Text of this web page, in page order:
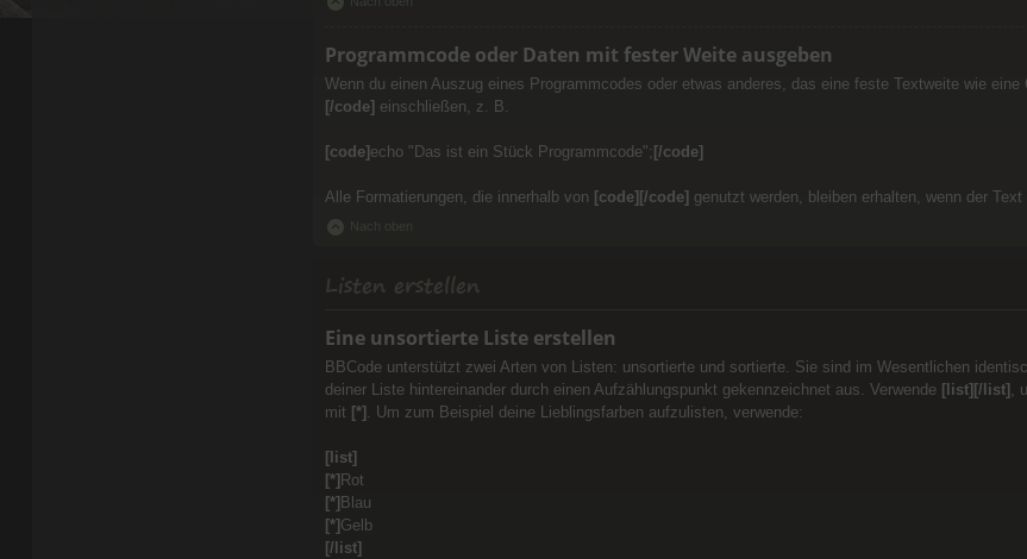
Programmcode oder Daten mit fester Weite ausgeben
Wenn du einen Auszug eines Programmcodes oder etwas anderes, das eine feste Textweite wie
[/code] einschließen, z. B.
[code] echo "Das ist ein Stück Programmcode"; [/code]
Alle Formatierungen, die innerhalb von [code][/code] genutzt werden, bleiben erhalten, wenn der Text
Nach oben
Listen erstellen
Eine unsortierte Liste erstellen
BBCode unterstützt zwei Arten von Listen: unsortierte und sortierte. Sie sind im Wesentlichen
deiner Liste hintereinander durch einen Aufzählungspunkt gekennzeichnet aus. Verwende [list][/list] ,
mit [*] . Um zum Beispiel deine Lieblingsfarben aufzulisten, verwende:
[list]
[*] Rot
[*] Blau
[*] Gelb
[/list]